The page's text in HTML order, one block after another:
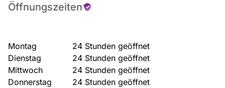
Öffnungszeiten
Montag
24 Stunden geöffnet
Dienstag
24 Stunden geöffnet
Mittwoch
24 Stunden geöffnet
Donnerstag
24 Stunden geöffnet